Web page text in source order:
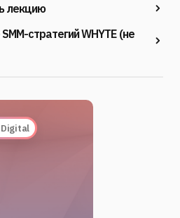
лекцию
стратегий WHYTE (не
Digital